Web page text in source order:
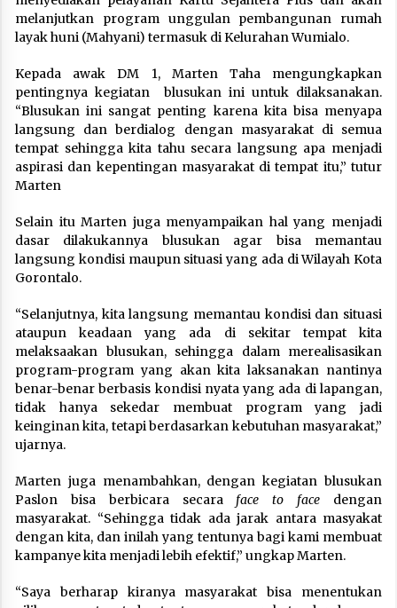
melanjutkan program unggulan pembangunan rumah
layak huni (Mahyani) termasuk di Kelurahan Wumialo.
Kepada awak DM 1, Marten Taha mengungkapkan
pentingnya kegiatan blusukan ini untuk dilaksanakan.
“Blusukan ini sangat penting karena kita bisa menyapa
langsung dan berdialog dengan masyarakat di semua
tempat sehingga kita tahu secara langsung apa menjadi
aspirasi dan kepentingan masyarakat di tempat itu,” tutur
Marten
Selain itu Marten juga menyampaikan hal yang menjadi
dasar dilakukannya blusukan agar bisa memantau
langsung kondisi maupun situasi yang ada di Wilayah Kota
Gorontalo.
“Selanjutnya, kita langsung memantau kondisi dan situasi
ataupun keadaan yang ada di sekitar tempat kita
melaksaakan blusukan, sehingga dalam merealisasikan
program-program yang akan kita laksanakan nantinya
benar-benar berbasis kondisi nyata yang ada di lapangan,
tidak hanya sekedar membuat program yang jadi
keinginan kita, tetapi berdasarkan kebutuhan masyarakat,”
ujarnya.
Marten juga menambahkan, dengan kegiatan blusukan
Paslon bisa berbicara secara face to face dengan
masyarakat. “Sehingga tidak ada jarak antara masyakat
dengan kita, dan inilah yang tentunya bagi kami membuat
kampanye kita menjadi lebih efektif,” ungkap Marten.
“Saya berharap kiranya masyarakat bisa menentukan